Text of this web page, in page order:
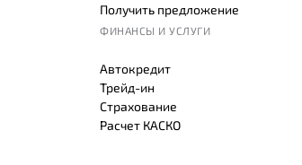
Получить предложение
ФИНАНСЫ И УСЛУГИ
Автокредит
Трейд-ин
Страхование
Расчет КАСКО